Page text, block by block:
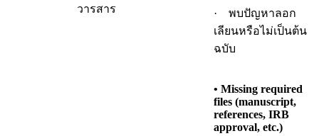
วารสาร
· พบปัญหาลอก
เลียนหรือไม่เป็นต้น
ฉบับ
• Missing required
files (manuscript,
references, IRB
approval, etc.)